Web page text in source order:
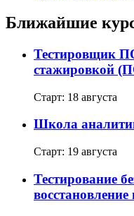
Ближайшие
Тестировщик
стажировкой
Старт: 18 августа
Школа
Старт: 19 августа
Тестирование